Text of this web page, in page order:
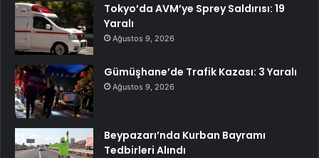
Tokyo’da AVM’ye Sprey Saldırısı: 19
Yaralı
Ağustos 9, 2026
Gümüşhane’de Trafik Kazası: 3 Yaralı
Ağustos 9, 2026
Beypazarı’nda Kurban Bayramı
Tedbirleri Alındı